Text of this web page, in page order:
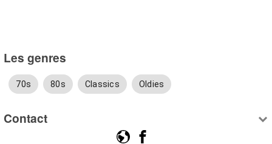
Les genres
70s 80s Classics Oldies
Contact